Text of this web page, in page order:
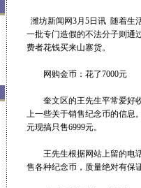
潍坊新闻网3月5日讯 随着生
一批专门造假的不法分子则通
费者花钱买来山寨货。
网购金币：花了7000元
奎文区的王先生平常爱好收
上一些关于销售纪念币的信息
元现搞只售6999元。
王先生根据网站上留的电话
售各种纪念币，质量绝对有保